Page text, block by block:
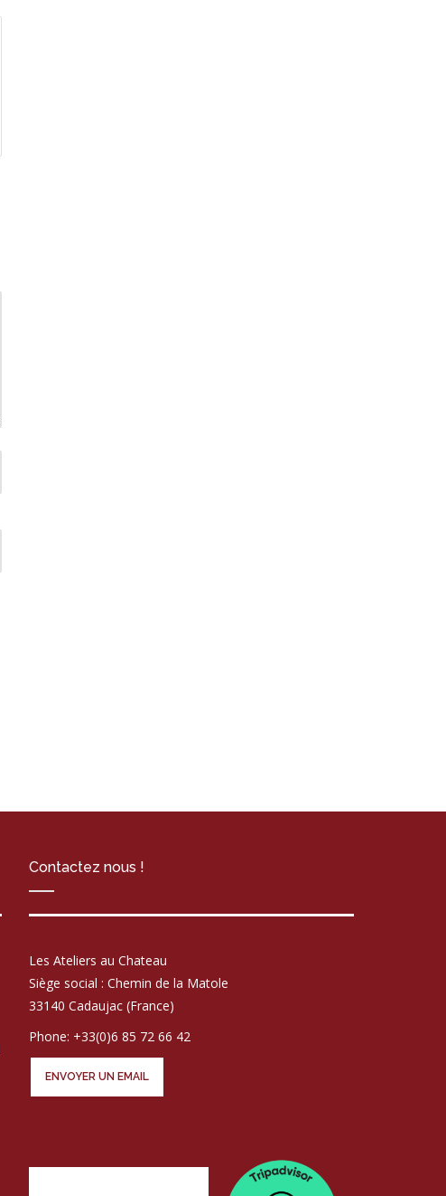
Contactez nous !
Les Ateliers au Chateau
Siège social : Chemin de la Matole
33140 Cadaujac (France)
Phone: +33(0)6 85 72 66 42
ENVOYER UN EMAIL